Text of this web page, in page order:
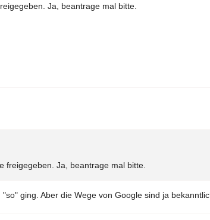
Ja, beantrage mal bitte.
freigegeben. Ja, beantrage mal bitte.
ging. Aber die Wege von Google sind ja